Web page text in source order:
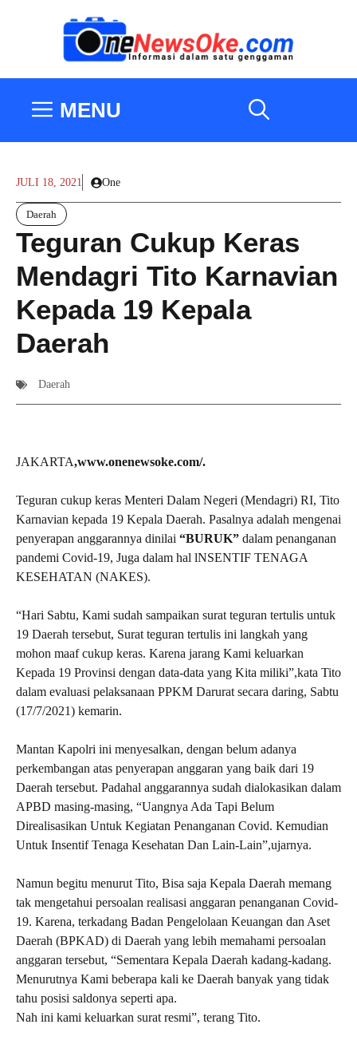
MENU
JULI 18, 2021 One
Daerah
Teguran Cukup Keras
Mendagri Tito Karnavian
Kepada 19 Kepala
Daerah
Daerah
JAKARTA,www.onenewsoke.com/.
Teguran cukup keras Menteri Dalam Negeri (Mendagri) RI, Tito
Karnavian kepada 19 Kepala Daerah. Pasalnya adalah mengenai
penyerapan anggarannya dinilai “BURUK” dalam penanganan
pandemi Covid-19, Juga dalam hal lNSENTIF TENAGA
KESEHATAN (NAKES).
“Hari Sabtu, Kami sudah sampaikan surat teguran tertulis untuk
19 Daerah tersebut, Surat teguran tertulis ini langkah yang
mohon maaf cukup keras. Karena jarang Kami keluarkan
Kepada 19 Provinsi dengan data-data yang Kita miliki”,kata Tito
dalam evaluasi pelaksanaan PPKM Darurat secara daring, Sabtu
(17/7/2021) kemarin.
Mantan Kapolri ini menyesalkan, dengan belum adanya
perkembangan atas penyerapan anggaran yang baik dari 19
Daerah tersebut. Padahal anggarannya sudah dialokasikan dalam
APBD masing-masing, “Uangnya Ada Tapi Belum
Direalisasikan Untuk Kegiatan Penanganan Covid. Kemudian
Untuk Insentif Tenaga Kesehatan Dan Lain-Lain”,ujarnya.
Namun begitu menurut Tito, Bisa saja Kepala Daerah memang
tak mengetahui persoalan realisasi anggaran penanganan Covid-
19. Karena, terkadang Badan Pengelolaan Keuangan dan Aset
Daerah (BPKAD) di Daerah yang lebih memahami persoalan
anggaran tersebut, “Sementara Kepala Daerah kadang-kadang.
Menurutnya Kami beberapa kali ke Daerah banyak yang tidak
tahu posisi saldonya seperti apa.
Nah ini kami keluarkan surat resmi”, terang Tito.